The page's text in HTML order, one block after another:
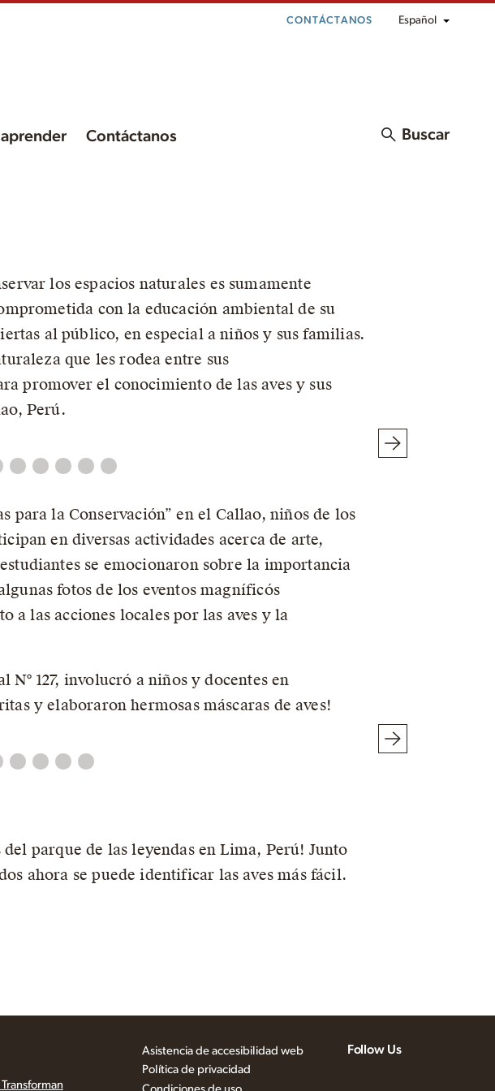
CONTÁCTANOS Español
Contáctanos Buscar
los espacios naturales es sumamente
con la educación ambiental de su
al público, en especial a niños y sus familias.
que les rodea entre sus
promover el conocimiento de las aves y sus
Perú.
para la Conservación” en el Callao, niños de los
en diversas actividades acerca de arte,
se emocionaron sobre la importancia
fotos de los eventos magníficós
las acciones locales por las aves y la
127, involucró a niños y docentes en
y elaboraron hermosas máscaras de aves!
parque de las leyendas en Lima, Perú! Junto
ahora se puede identificar las aves más fácil.
Asistencia de accesibilidad web
Política de privacidad
Follow Us